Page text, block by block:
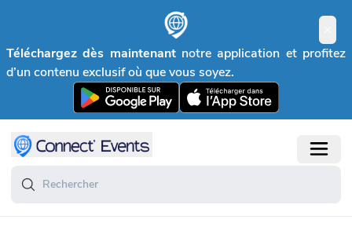
Téléchargez dès maintenant notre application et profitez
d’un contenu exclusif où que vous soyez.